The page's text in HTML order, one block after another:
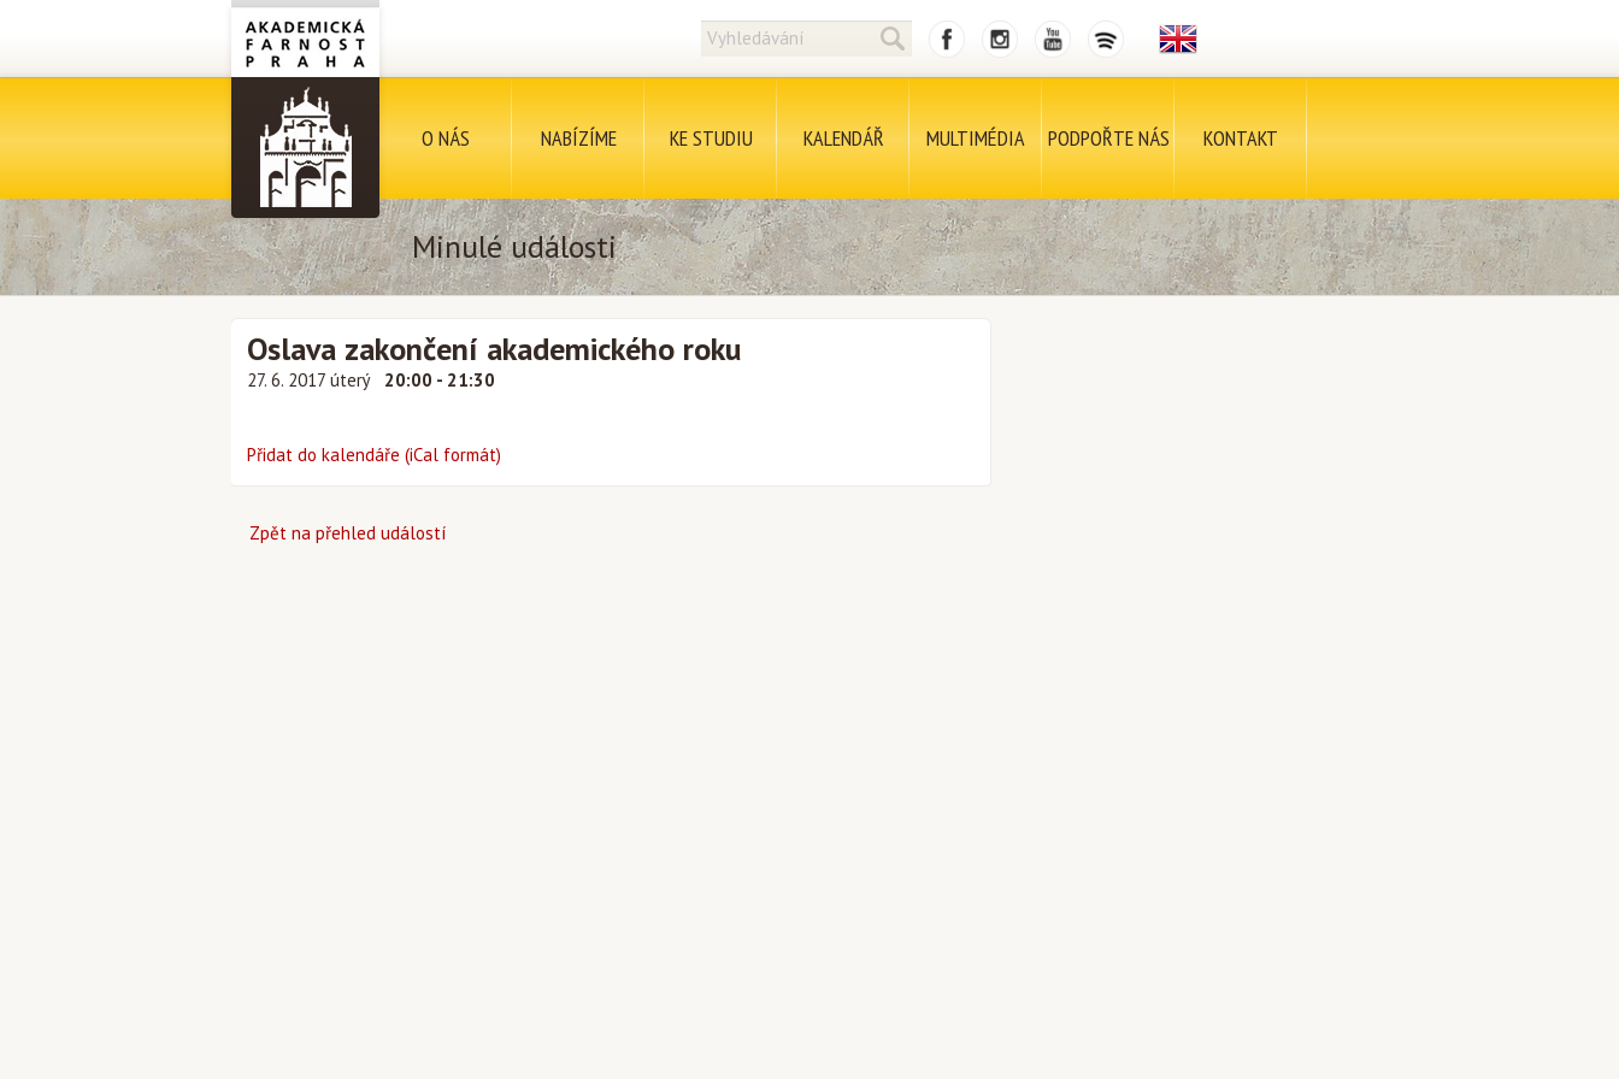
O NÁS NABÍZÍME KE STUDIU KALENDÁŘ MULTIMÉDIA PODPOŘTE NÁS KONTAKT
Minulé události
Oslava zakončení akademického roku
27. 6. 2017 úterý 20:00 - 21:30
Přidat do kalendáře (iCal formát)
Zpět na přehled událostí